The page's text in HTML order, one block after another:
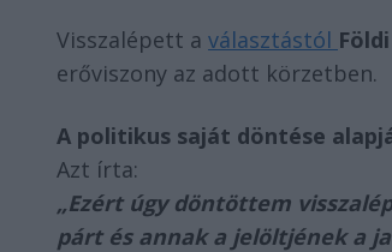
Visszalépett a választástól
erőviszony az adott körzetben.
A politikus saját döntése
Azt írta:
„Ezért úgy döntöttem
párt és annak a jelöltjének a